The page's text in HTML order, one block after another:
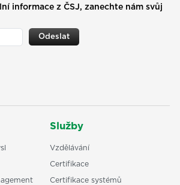
informace z ČSJ, zanechte nám svůj
Odeslat
Služby
Vzdělávání
Certifikace
Certifikace systémů